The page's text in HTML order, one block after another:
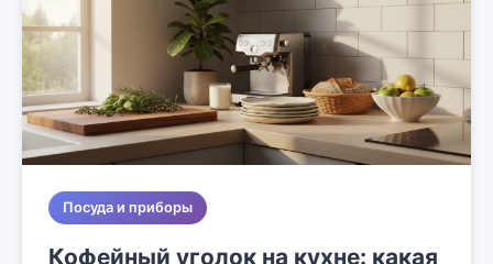
Посуда и приборы
Кофейный уголок на кухне: какая